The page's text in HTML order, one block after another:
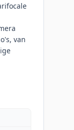
van